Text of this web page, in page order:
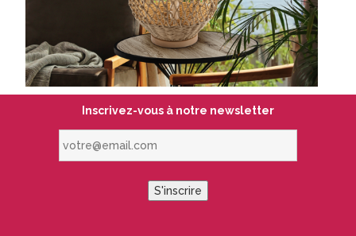
Inscrivez-vous à notre newsletter
S'inscrire